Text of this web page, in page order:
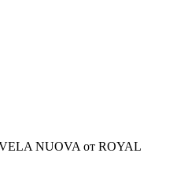
NUOVA от ROYAL